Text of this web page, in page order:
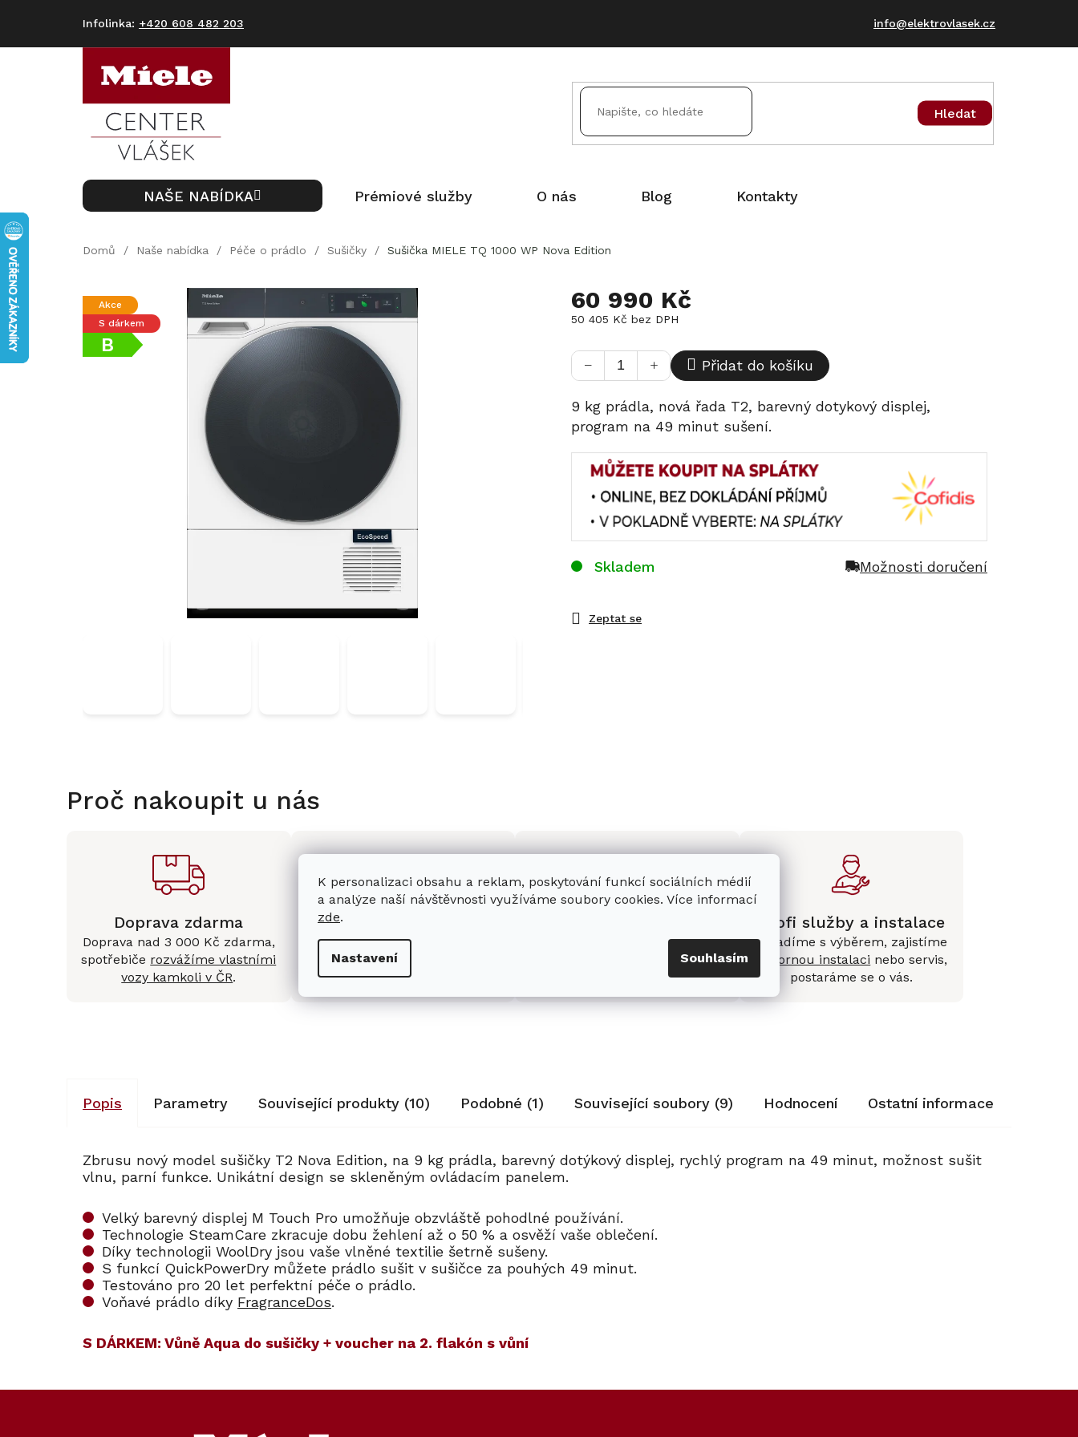
K personalizaci obsahu a reklam, poskytování funkcí sociálních médií
a analýze naší návštěvnosti využíváme soubory cookies. Více informací
zde.
Nastavení Souhlasím
+420 608 482 203 info@elektrovlasek.cz
Hledat
NAŠE NABÍDKA Prémiové služby O nás Blog Kontakty
Domů / Naše nabídka / Péče o prádlo / Sušičky / Sušička MIELE TQ 1000 WP Nova Edition
Akce
S dárkem
B
60 990 Kč
50 405 Kč bez DPH
cena:
+
− Přidat do košíku
9 kg prádla, nová řada T2, barevný dotykový displej,
program na 49 minut sušení.
Zeptat se
Skladem Možnosti doručení
Proč nakoupit u nás
Doprava zdarma
Doprava nad 3 000 Kč zdarma,
spotřebiče rozvážíme vlastními
vozy kamkoli v ČR.
Kamenná prodejna
Mámeshowroom
Králové s možností jednoduše u
nás zaparkovat.
Jsme stabilní prodejce
domácích spotřebičů Miele se
zkušenostmi od roku 2001.
Profi služby a instalace
Poradíme s výběrem, zajistíme
odbornou instalaci nebo servis,
postaráme se o vás.
Popis Parametry Související produkty (10) Podobné (1) Související soubory (9) Hodnocení Ostatní informace
Zbrusu nový model sušičky T2 Nova Edition, na 9 kg prádla, barevný dotýkový displej, rychlý program na 49 minut, možnost sušit
vlnu, parní funkce. Unikátní design se skleněným ovládacím panelem.
Velký barevný displej M Touch Pro umožňuje obzvláště pohodlné používání.
Technologie SteamCare zkracuje dobu žehlení až o 50 % a osvěží vaše oblečení.
Díky technologii WoolDry jsou vaše vlněné textilie šetrně sušeny.
S funkcí QuickPowerDry můžete prádlo sušit v sušičce za pouhých 49 minut.
Testováno pro 20 let perfektní péče o prádlo.
Voňavé prádlo díky FragranceDos.
S DÁRKEM: Vůně Aqua do sušičky + voucher na 2. flakón s vůní